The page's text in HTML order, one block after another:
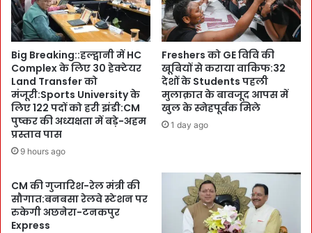
यु
र्वे
द
C
o
n
g
r
e
s
वं
आ
रो
W
a
r
n
कि
या
:
बो
ले
,
गी
का
र्र
Big Breaking::हल्द्वानी में HC
Complex के लिए 30 हेक्टेयर
Land Transfer को
मंजूरी:Sports University के
लिए 122 पदों को हरी झंडी:CM
पुष्कर की अध्यक्षता में बड़े-अहम
प्रस्ताव पास
9 hours ago
Freshers को GE विवि की
खूबियों से कराया वाकिफ:32
देशों के Students पहली
मुलाक़ात के बावजूद आपस में
खुल के स्नेहपूर्वक मिले
1 day ago
CM की गुजारिश-रेल मंत्री की
सौगात:बनबसा रेलवे स्टेशन पर
रुकेगी अछनेरा-टनकपुर
Express